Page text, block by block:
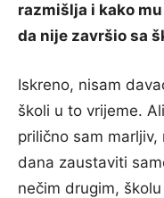
razmišlja i kako
da nije završio sa
Iskreno, nisam
školi u to vrijeme.
prilično sam
dana zaustaviti
nečim drugim,